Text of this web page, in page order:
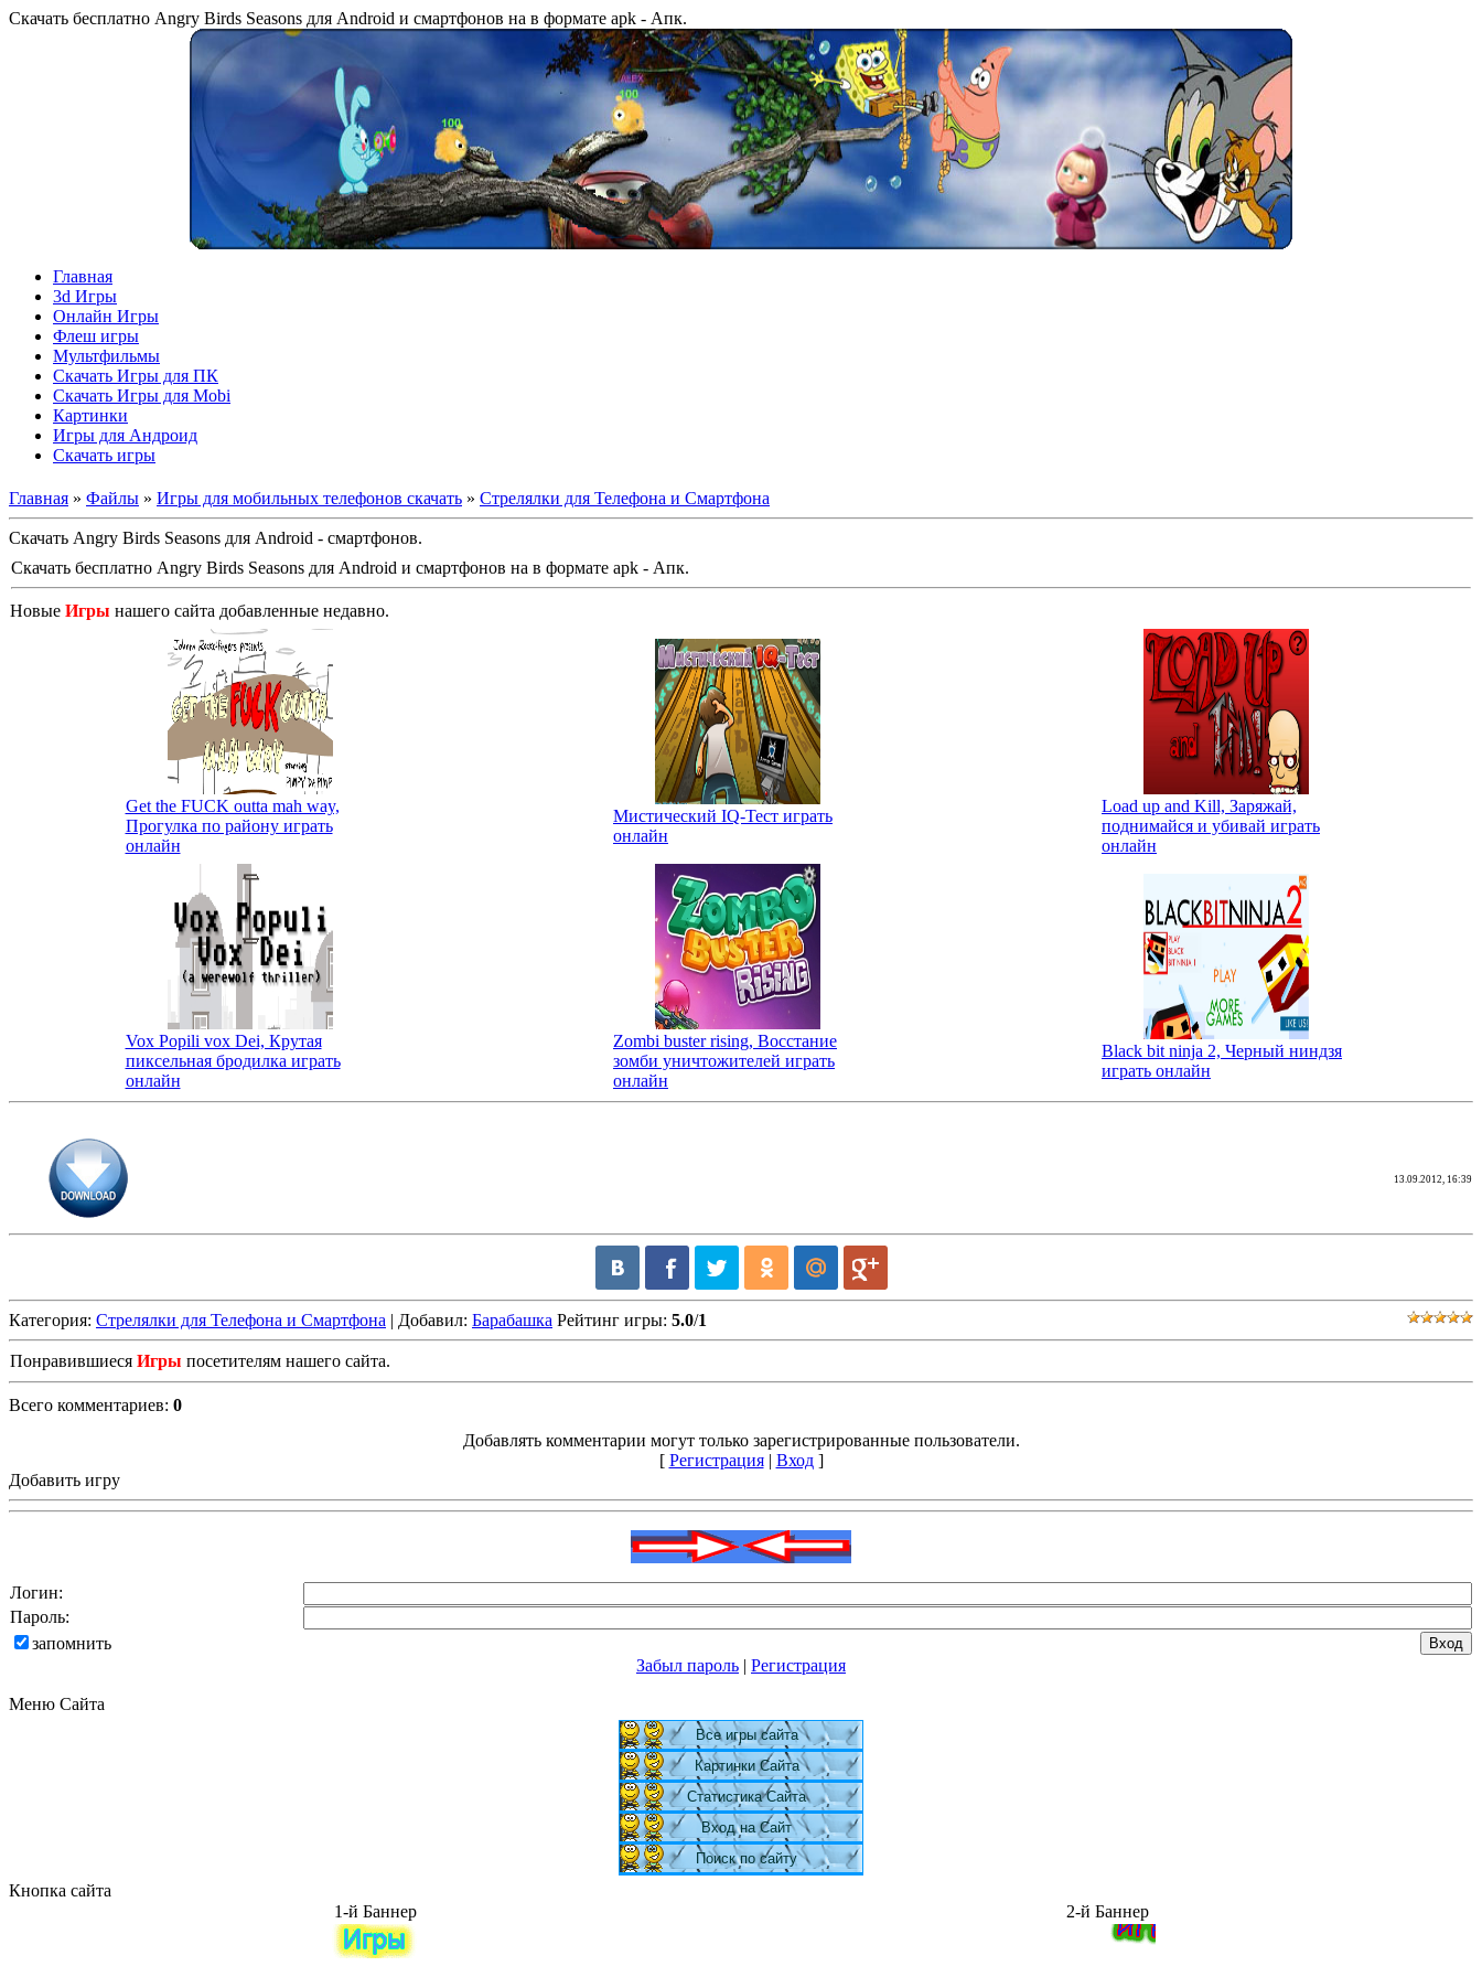
Скачать бесплатно Angry Birds Seasons для Android и смартфонов на в формате apk - Апк.
Главная
3d Игры
Онлайн Игры
Флеш игры
Мультфильмы
Скачать Игры для ПК
Скачать Игры для Mobi
Картинки
Игры для Андроид
Скачать игры
Главная » Файлы » Игры для мобильных телефонов скачать » Стрелялки для Телефона и Смартфона
Скачать Angry Birds Seasons для Android - смартфонов.
Скачать бесплатно Angry Birds Seasons для Android и смартфонов на в формате apk - Апк.
Новые Игры нашего сайта добавленные недавно.
Get the FUCK outta mah way,
Прогулка по району играть
онлайн
Мистический IQ-Тест играть
онлайн
Load up and Kill, Заряжай,
поднимайся и убивай играть
онлайн
Vox Popili vox Dei, Крутая
пиксельная бродилка играть
онлайн
Zombi buster rising, Восстание
зомби уничтожителей играть
онлайн
Black bit ninja 2, Черный ниндзя
играть онлайн
13.09.2012, 16:39
Категория: Стрелялки для Телефона и Смартфона | Добавил: Барабашка Рейтинг игры: 5.0/1
Понравившиеся Игры посетителям нашего сайта.
Всего комментариев: 0
Добавлять комментарии могут только зарегистрированные пользователи.
[ Регистрация| Вход]
Добавить игру
Логин:
Пароль:
запомнить
Забыл пароль | Регистрация
Меню Сайта
Все игры сайта
Картинки Сайта
Статистика Сайта
Вход на Сайт
Поиск по сайту
Кнопка сайта
1-й Баннер
2-й Баннер